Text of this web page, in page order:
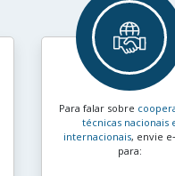
Para falar sobre
técnicas nacionais
internacionais, envie
para: